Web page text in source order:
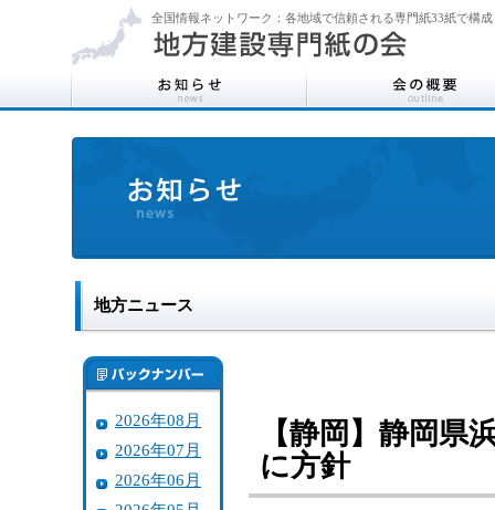
全国情報ネットワーク：各地域で信頼される専門紙33紙で構成
地方ニュース
2026年08月
2026年07月
2026年06月
【静岡】静岡
に方針